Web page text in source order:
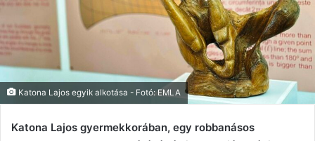
Katona Lajos egyik alkotása - Fotó: EMLA
Katona Lajos gyermekkorában, egy robbanásos